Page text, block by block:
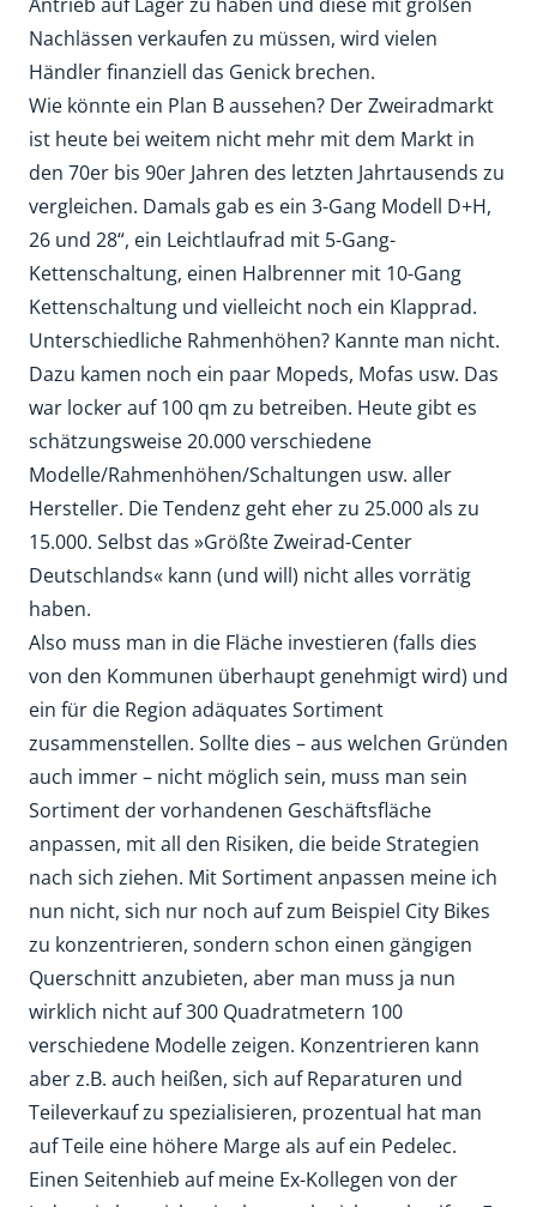
Nachlässen verkaufen zu müssen, wird vielen
Händler finanziell das Genick brechen.
Wie könnte ein Plan B aussehen? Der Zweiradmarkt
ist heute bei weitem nicht mehr mit dem Markt in
den 70er bis 90er Jahren des letzten Jahrtausends zu
vergleichen. Damals gab es ein 3-Gang Modell D+H,
26 und 28“, ein Leichtlaufrad mit 5-Gang-
Kettenschaltung, einen Halbrenner mit 10-Gang
Kettenschaltung und vielleicht noch ein Klapprad.
Unterschiedliche Rahmenhöhen? Kannte man nicht.
Dazu kamen noch ein paar Mopeds, Mofas usw. Das
war locker auf 100 qm zu betreiben. Heute gibt es
schätzungsweise 20.000 verschiedene
Modelle/Rahmenhöhen/Schaltungen usw. aller
Hersteller. Die Tendenz geht eher zu 25.000 als zu
15.000. Selbst das »Größte Zweirad-Center
Deutschlands« kann (und will) nicht alles vorrätig
haben.
Also muss man in die Fläche investieren (falls dies
von den Kommunen überhaupt genehmigt wird) und
ein für die Region adäquates Sortiment
zusammenstellen. Sollte dies – aus welchen Gründen
auch immer – nicht möglich sein, muss man sein
Sortiment der vorhandenen Geschäftsfläche
anpassen, mit all den Risiken, die beide Strategien
nach sich ziehen. Mit Sortiment anpassen meine ich
nun nicht, sich nur noch auf zum Beispiel City Bikes
zu konzentrieren, sondern schon einen gängigen
Querschnitt anzubieten, aber man muss ja nun
wirklich nicht auf 300 Quadratmetern 100
verschiedene Modelle zeigen. Konzentrieren kann
aber z.B. auch heißen, sich auf Reparaturen und
Teileverkauf zu spezialisieren, prozentual hat man
auf Teile eine höhere Marge als auf ein Pedelec.
Einen Seitenhieb auf meine Ex-Kollegen von der